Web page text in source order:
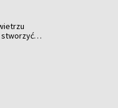
stworzyć